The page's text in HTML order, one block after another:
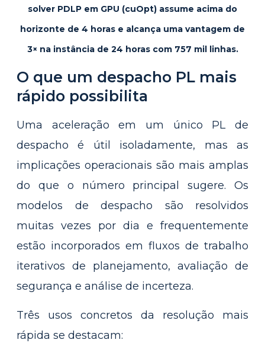
solver PDLP em GPU (cuOpt) assume acima do
horizonte de 4 horas e alcança uma vantagem de
3× na instância de 24 horas com 757 mil linhas.
O que um despacho PL mais
rápido possibilita
Uma aceleração em um único PL de
despacho é útil isoladamente, mas as
implicações operacionais são mais amplas
do que o número principal sugere. Os
modelos de despacho são resolvidos
muitas vezes por dia e frequentemente
estão incorporados em fluxos de trabalho
iterativos de planejamento, avaliação de
segurança e análise de incerteza.
Três usos concretos da resolução mais
rápida se destacam: